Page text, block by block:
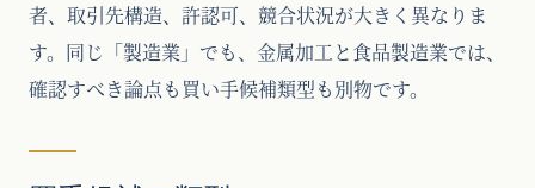
者、取引先構造、許認可、競合状況が大きく異なりま
す。同じ「製造業」でも、金属加工と食品製造業では、
確認すべき論点も買い手候補類型も別物です。